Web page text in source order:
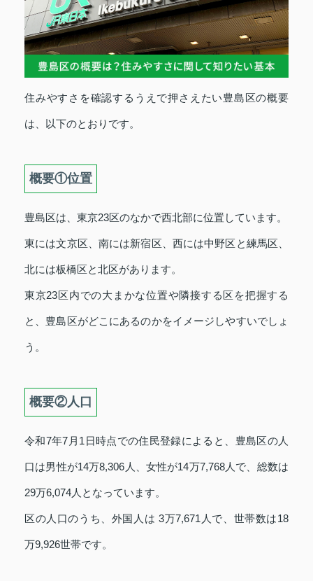
住みやすさを確認するうえで押さえたい豊島区の概要
は、以下のとおりです。
概要①位置
豊島区は、東京23区のなかで西北部に位置しています。
東には文京区、南には新宿区、西には中野区と練馬区、
北には板橋区と北区があります。
東京23区内での大まかな位置や隣接する区を把握する
と、豊島区がどこにあるのかをイメージしやすいでしょ
う。
概要②人口
令和7年7月1日時点での住民登録によると、豊島区の人
口は男性が14万8,306人、女性が14万7,768人で、総数は
29万6,074人となっています。
区の人口のうち、外国人は 3万7,671人で、世帯数は18
万9,926世帯です。